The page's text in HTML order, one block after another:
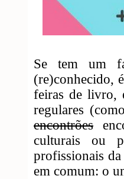
Se tem um
(re)conhecido,
feiras de livro,
regulares
encontrões
culturais ou
profissionais
em comum: o